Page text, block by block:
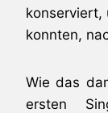
konserviert,
konnten,
Wie das
ersten